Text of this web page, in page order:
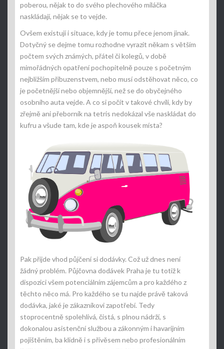
poberou, nějak to do svého plechového miláčka
naskládají, nějak se to vejde.
Ovšem existují i situace, kdy je tomu přece jenom jinak.
Dotyčný se dejme tomu rozhodne vyrazit někam s větším
počtem svých známých, přátel či kolegů, v době
mimořádných opatření pochopitelně pouze s početným
nejbližším příbuzenstvem, nebo musí odstěhovat něco, co
je početnější nebo objemnější, než se do obyčejného
osobního auta vejde. A co si počít v takové chvíli, kdy by
zřejmě ani přeborník na tetris nedokázal vše naskládat do
kufru a všude tam, kde je aspoň kousek místa?
Pak přijde vhod půjčení si dodávky. Což už dnes není
žádný problém. Půjčovna dodávek Praha je tu totiž k
dispozici všem potenciálním zájemcům a pro každého z
těchto něco má. Pro každého se tu najde právě taková
dodávka, jaké je zákazníkovi zapotřebí. Tedy
stoprocentně spolehlivá, čistá, s plnou nádrží, s
dokonalou asistenční službou a zákonným i havarijním
pojištěním, ba klidně i s přívěsem nebo profesionálním